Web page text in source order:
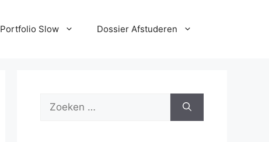
Portfolio Slow Dossier Afstuderen
Zoek